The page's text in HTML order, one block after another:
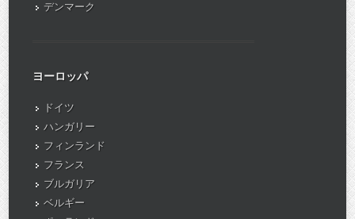
デンマーク
ヨーロッパ
ドイツ
ハンガリー
フィンランド
フランス
ブルガリア
ベルギー